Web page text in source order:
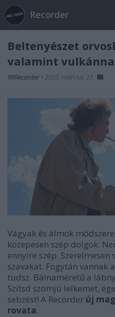
Recorder
Beltenyészet
valamint
RRRecorder • 2025. március 27.
Vágyak és álmok
közepesen szép dolgok.
ennyire szép. Szerelmesen
szavakat. Fogytán vannak
tudsz. Bálnaméretű a
Szítsd szomjú lelkemet,
sebzést! A Recorder új
rovata.